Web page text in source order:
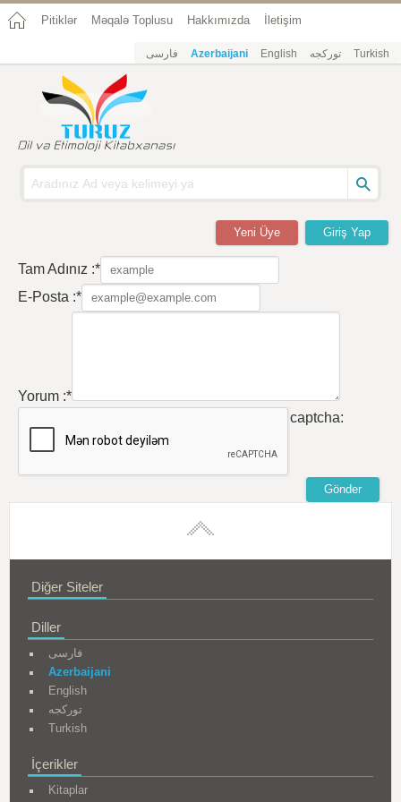
Pitiklər Məqalə Toplusu Hakkımızda İletişim
فارسی Azerbaijani English تورکجه Turkish
Giriş Yap
Yeni Üye
Tam Adınız :*
E-Posta :*
Yorum :*
captcha:
Diğer Siteler
Diller
فارسی
Azerbaijani
English
تورکجه
Turkish
İçerikler
Kitaplar